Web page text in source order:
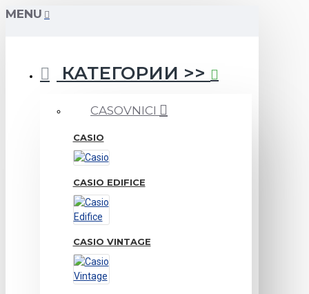
MENU
КАТЕГОРИИ >>
CASOVNICI
CASIO
CASIO EDIFICE
CASIO VINTAGE